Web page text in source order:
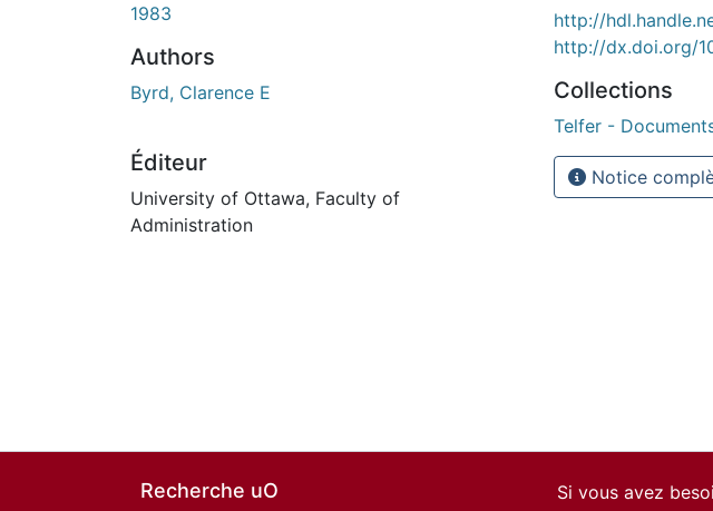
1983
Authors
Byrd, Clarence E
Éditeur
University of Ottawa, Faculty of
Administration
http://
http://dx.doi.org/
Collections
Telfer -
Notice
Recherche uO
Si vous avez